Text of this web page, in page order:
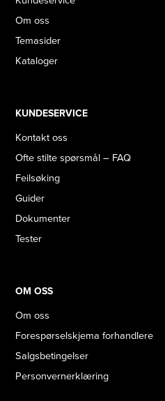
Om oss
Temasider
Kataloger
KUNDESERVICE
Kontakt oss
Ofte stilte spørsmål – FAQ
Feilsøking
Guider
Dokumenter
Tester
OM OSS
Om oss
Forespørselskjema forhandlere
Salgsbetingelser
Personvernerklæring